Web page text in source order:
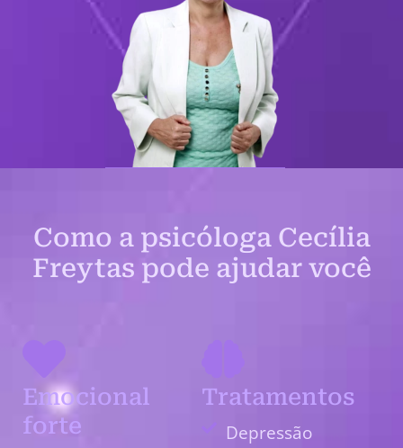
Como a psicóloga Cecília
Freytas pode ajudar você
Emocional
forte
Tratamentos
Depressão